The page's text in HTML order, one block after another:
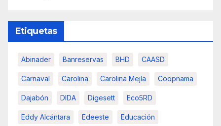
Etiquetas
Abinader Banreservas BHD CAASD
Carnaval Carolina Carolina Mejía Coopnama
Dajabón DIDA Digesett Eco5RD
Eddy Alcántara Edeeste Educación